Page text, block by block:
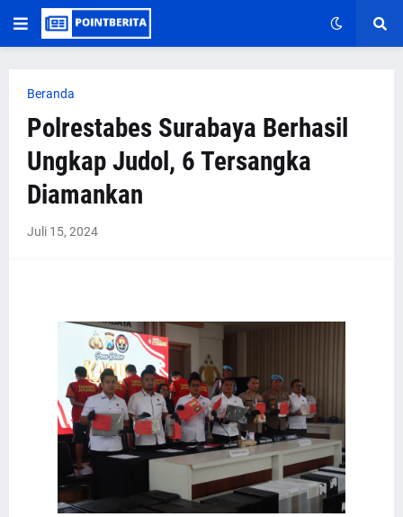
Beranda
Polrestabes Surabaya Berhasil
Ungkap Judol, 6 Tersangka
Diamankan
Juli 15, 2024